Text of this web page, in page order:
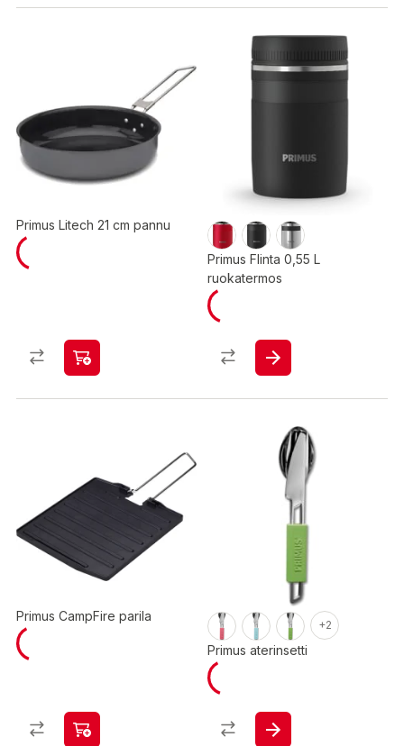
Primus Litech 21 cm pannu
Primus Flinta 0,55 L
ruokatermos
Primus CampFire parila
+2
Primus aterinsetti